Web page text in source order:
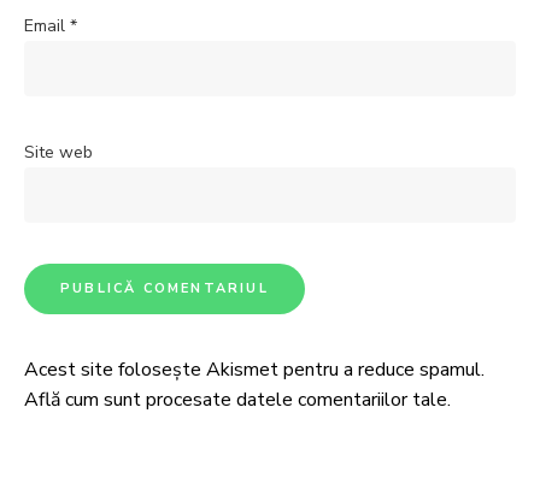
Email *
Site web
Acest site folosește Akismet pentru a reduce spamul.
Află cum sunt procesate datele comentariilor tale.